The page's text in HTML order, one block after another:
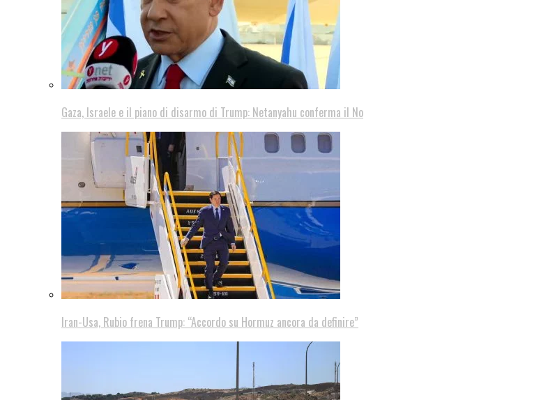
Gaza, Israele e il piano di disarmo di Trump: Netanyahu conferma il No
Iran-Usa, Rubio frena Trump: “Accordo su Hormuz ancora da definire”